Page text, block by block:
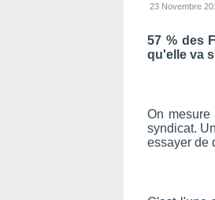
23 Novembre
57 % des
qu'elle va
On
syndicat.
essayer de